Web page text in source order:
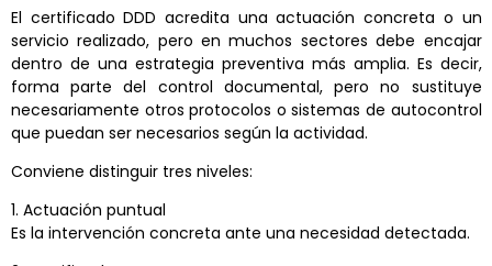
El certificado DDD acredita una actuación concreta o un
servicio realizado, pero en muchos sectores debe encajar
dentro de una estrategia preventiva más amplia. Es decir,
forma parte del control documental, pero no sustituye
necesariamente otros protocolos o sistemas de autocontrol
que puedan ser necesarios según la actividad.
Conviene distinguir tres niveles:
1. Actuación puntual
Es la intervención concreta ante una necesidad detectada.